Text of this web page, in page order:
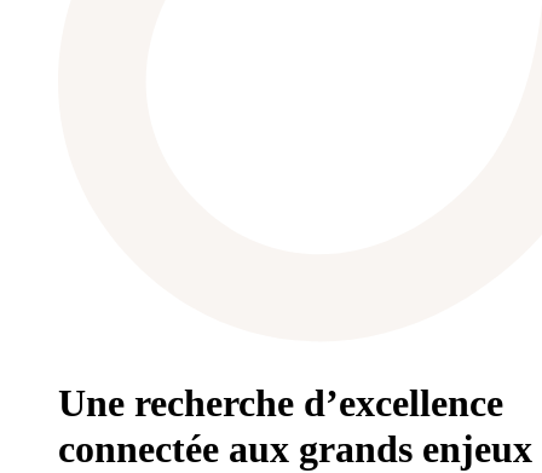
Une recherche d’excellence
connectée aux grands enjeux